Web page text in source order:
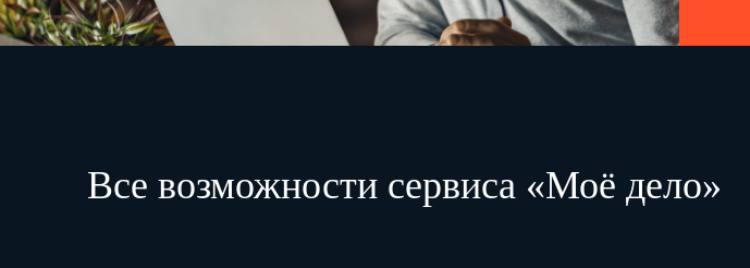
Все возможности сервиса «Моё дело»